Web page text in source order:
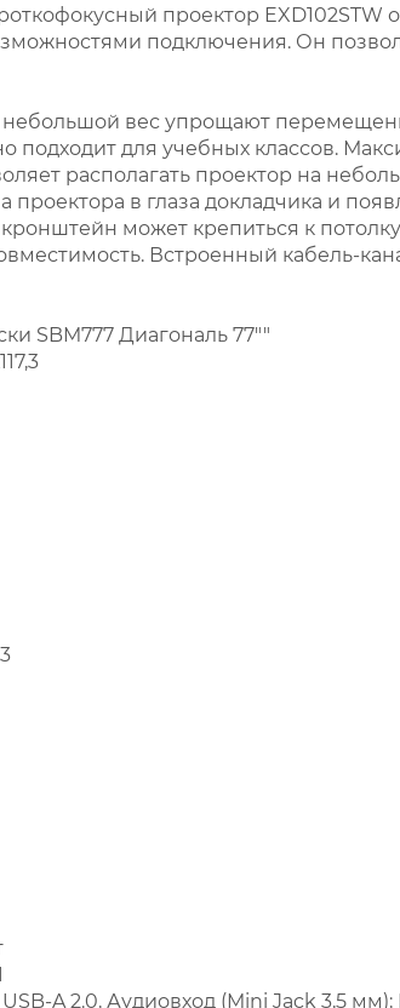
проектор
подключения. Он
вес упрощают
подходит для учебных классов.
располагать проектор на
проектора в глаза докладчика и
может крепиться к
Встроенный кабель-
SBM777 Диагональ 77""
A 2.0, Аудиовход (Mini Jack 3,5